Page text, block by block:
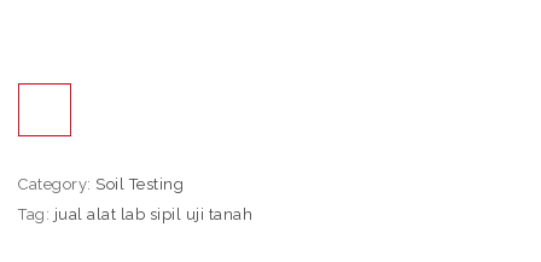
Category: Soil Testing
Tag: jual alat lab sipil uji tanah